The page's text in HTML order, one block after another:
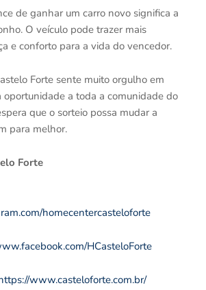
de ganhar um carro novo significa a
O veículo pode trazer mais
e conforto para a vida do vencedor.
Forte sente muito orgulho em
oportunidade a toda a comunidade do
que o sorteio possa mudar a
para melhor.
Forte
homecentercasteloforte
HCasteloForte
www.casteloforte.com.br/